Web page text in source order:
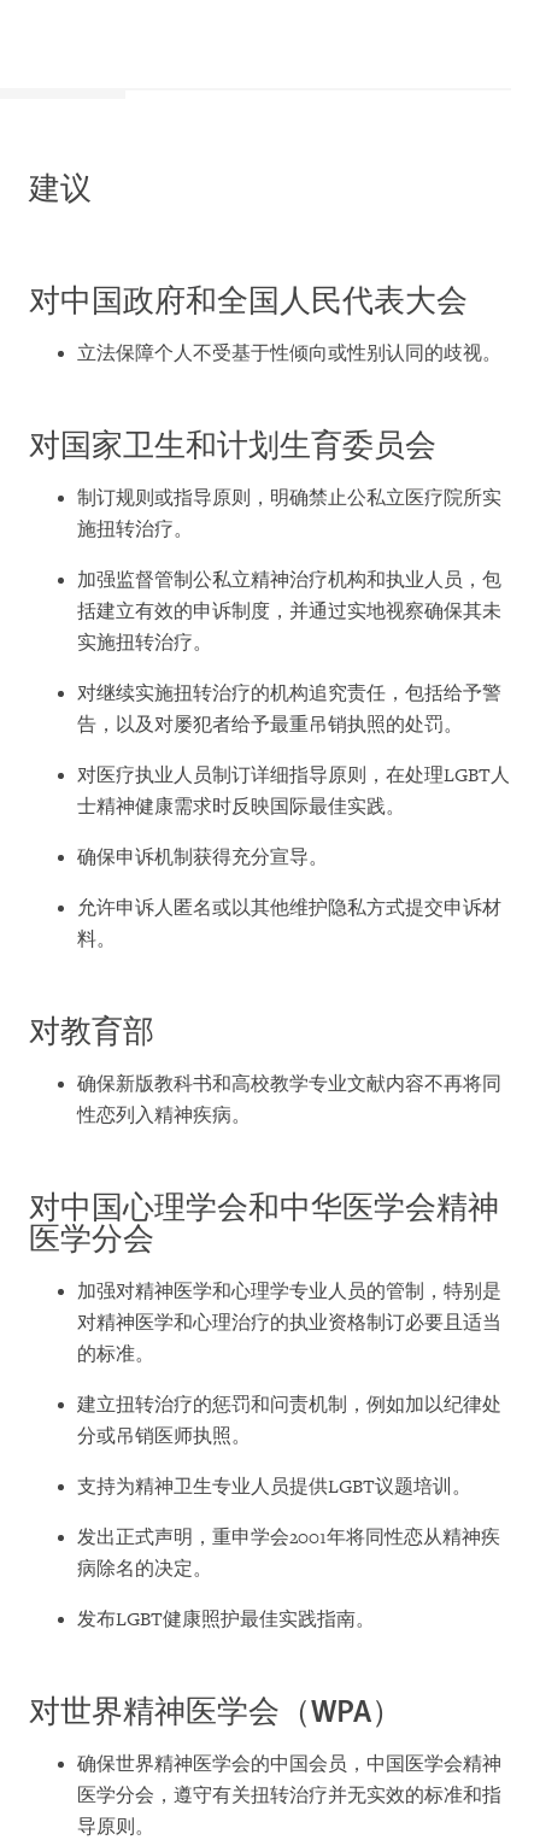
建议
对中国政府和全国人民代表大会
立法保障个人不受基于性倾向或性别认同的歧视。
对国家卫生和计划生育委员会
制订规则或指导原则，明确禁止公私立医疗院所实
施扭转治疗。
加强监督管制公私立精神治疗机构和执业人员，包
括建立有效的申诉制度，并通过实地视察确保其未
实施扭转治疗。
对继续实施扭转治疗的机构追究责任，包括给予警
告，以及对屡犯者给予最重吊销执照的处罚。
对医疗执业人员制订详细指导原则，在处理LGBT人
士精神健康需求时反映国际最佳实践。
确保申诉机制获得充分宣导。
允许申诉人匿名或以其他维护隐私方式提交申诉材
料。
对教育部
确保新版教科书和高校教学专业文献内容不再将同
性恋列入精神疾病。
对中国心理学会和中华医学会精神
医学分会
加强对精神医学和心理学专业人员的管制，特别是
对精神医学和心理治疗的执业资格制订必要且适当
的标准。
建立扭转治疗的惩罚和问责机制，例如加以纪律处
分或吊销医师执照。
支持为精神卫生专业人员提供LGBT议题培训。
发出正式声明，重申学会2001年将同性恋从精神疾
病除名的决定。
发布LGBT健康照护最佳实践指南。
对世界精神医学会（WPA）
确保世界精神医学会的中国会员，中国医学会精神
医学分会，遵守有关扭转治疗并无实效的标准和指
导原则。